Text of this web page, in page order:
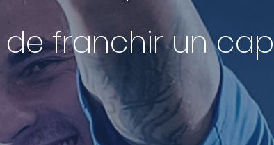
de franchir un